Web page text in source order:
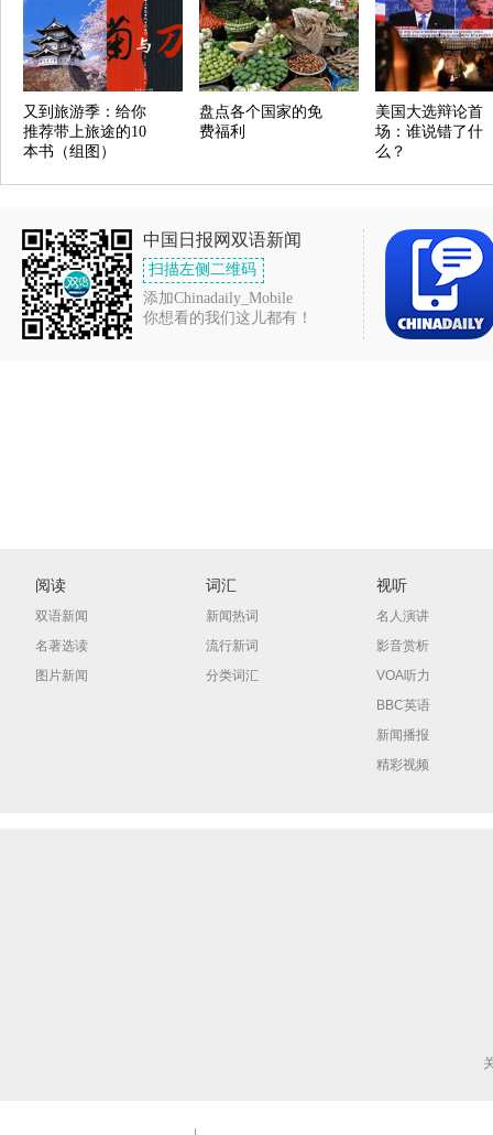
又到旅游季：给你
推荐带上旅途的10
本书（组图）
盘点各个国家的免
费福利
美国大选辩论首
场：谁说错了什
么？
中国日报网双语新闻
扫描左侧二维码
添加Chinadaily_Mobile
你想看的我们这儿都有！
阅读
双语新闻
名著选读
图片新闻
词汇
新闻热词
流行新词
分类词汇
视听
名人演讲
影音赏析
VOA听力
BBC英语
新闻播报
精彩视频